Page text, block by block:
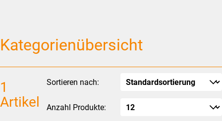
Kategorienübersicht
1
Artikel
Sortieren nach:
Anzahl Produkte: